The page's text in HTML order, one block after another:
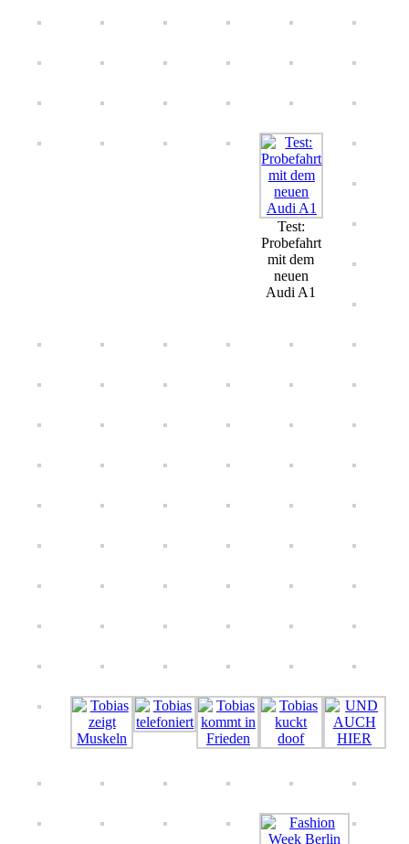
Test:
Probefahrt
mit dem
neuen
Audi A1